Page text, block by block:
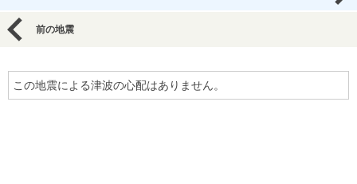
前の地震
この地震による津波の心配はありません。